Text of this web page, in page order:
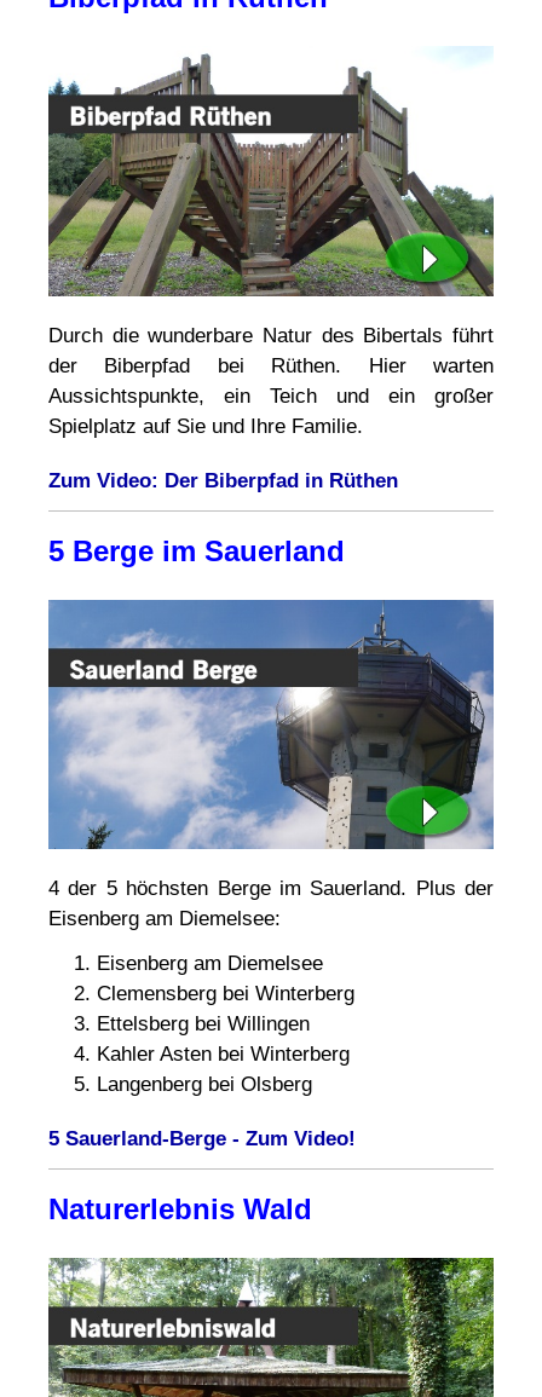
Durch die wunderbare Natur des Bibertals führt
der Biberpfad bei Rüthen. Hier warten
Aussichtspunkte, ein Teich und ein großer
Spielplatz auf Sie und Ihre Familie.
Zum Video: Der Biberpfad in Rüthen
5 Berge im Sauerland
4 der 5 höchsten Berge im Sauerland. Plus der
Eisenberg am Diemelsee:
Eisenberg am Diemelsee
Clemensberg bei Winterberg
Ettelsberg bei Willingen
Kahler Asten bei Winterberg
Langenberg bei Olsberg
5 Sauerland-Berge - Zum Video!
Naturerlebnis Wald